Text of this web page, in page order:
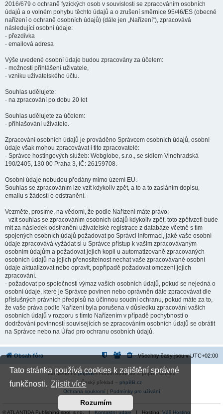
Tato stránka používá cookies k zajištění správné
funkčnosti. Zjistit více
Rozumím
2016/679 o ochraně fyzických osob v souvislosti se zpracováním osobních
údajů a o volném pohybu těchto údajů a o zrušení směrnice 95/46/ES (obecné
nařízení o ochraně osobních údajů) (dále jen „Nařízení“), zpracovává
následující osobní údaje:
- přezdívka
- emailová adresa
Výše uvedené osobní údaje budou zpracovány za účelem:
- možnosti přihlášení uživatele,
- vzniku uživatelského účtu.
Souhlas udělujete:
- na zpracování po dobu 20 let
Souhlas udělujete za účelem:
- přihlašování uživatele.
Zpracování osobních údajů je prováděno Správcem osobních údajů, osobní
údaje však mohou zpracovávat i tito zpracovatelé:
- Správce hostingových služeb: Webglobe, s.r.o., se sídlem Vinohradská
190/2405, 130 00 Praha 3, IČ: 26159708.
Osobní údaje nebudou předány mimo území EU.
Souhlas se zpracováním lze vzít kdykoliv zpět, a to a to zasláním dopisu,
emailu s žádostí o odstranění.
Vezměte, prosíme, na vědomí, že podle Nařízení máte právo:
- vzít souhlas se zpracováním osobních údajů kdykoliv zpět, toto zpětvzetí bude
mít za následek odstranění uživatelské registrace z databáze včetně s tím
spojených osobních údajů požadovat po Správci informaci, jaké vaše osobní
údaje zpracovává vyžádat si u Správce přístup k vašim zpracovávaným
osobním údajům a požadovat jejich kopii u automatizovaně zpracovaných
osobních údajů na jejich přenositelnost nechat vaše zpracovávané osobní
údaje aktualizovat nebo opravit, popřípadě požadovat omezení jejich
zpracování.
- požadovat po společnosti výmaz vašich osobních údajů, pokud se nejedná o
osobní údaje, které je Správce povinen nebo oprávněn dále zpracovávat dle
příslušných právních předpisů na účinnou soudní ochranu, pokud máte za to,
že vaše práva podle Nařízení byla porušena v důsledku zpracování vašich
osobních údajů v rozporu s tímto Nařízením v případě pochybností o
dodržování povinností souvisejících se zpracováním osobních údajů se obrátit
na Správce nebo na Úřad pro ochranu osobních údajů.
Obsah fóra Všechny časy jsou vUTC+02:00
Založeno naphpBB® Forum Software © phpBB Limited
Český překlad – phpBB.cz
Ochrana soukromí| Podmínky pro užívání
© ATLANTIDA Publishing spol. s r.o. |Kontaktní údaje| Hosting: Váš Hosting